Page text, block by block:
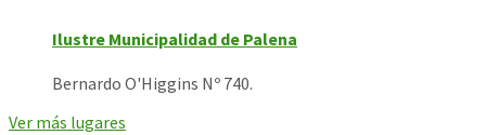
Ilustre Municipalidad de Palena
Bernardo O'Higgins Nº 740.
Ver más lugares